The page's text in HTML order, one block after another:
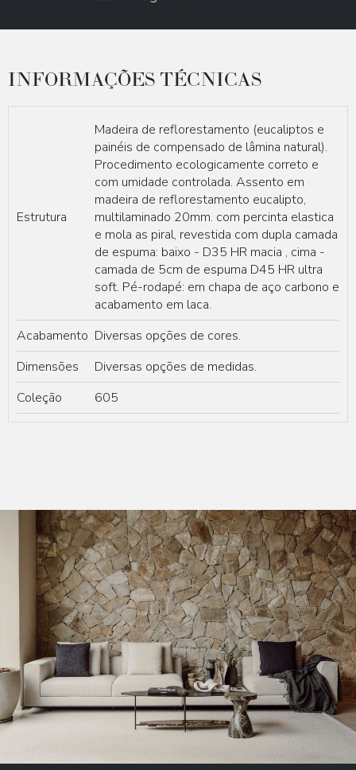
INFORMAÇÕES TÉCNICAS
Estrutura
Madeira de reflorestamento (eucaliptos e
painéis de compensado de lâmina natural).
Procedimento ecologicamente correto e
com umidade controlada. Assento em
madeira de reflorestamento eucalipto,
multilaminado 20mm. com percinta elastica
e mola as piral, revestida com dupla camada
de espuma: baixo - D35 HR macia , cima -
camada de 5cm de espuma D45 HR ultra
soft. Pé-rodapé: em chapa de aço carbono e
acabamento em laca.
Acabamento Diversas opções de cores.
Dimensões
Diversas opções de medidas.
Coleção
605